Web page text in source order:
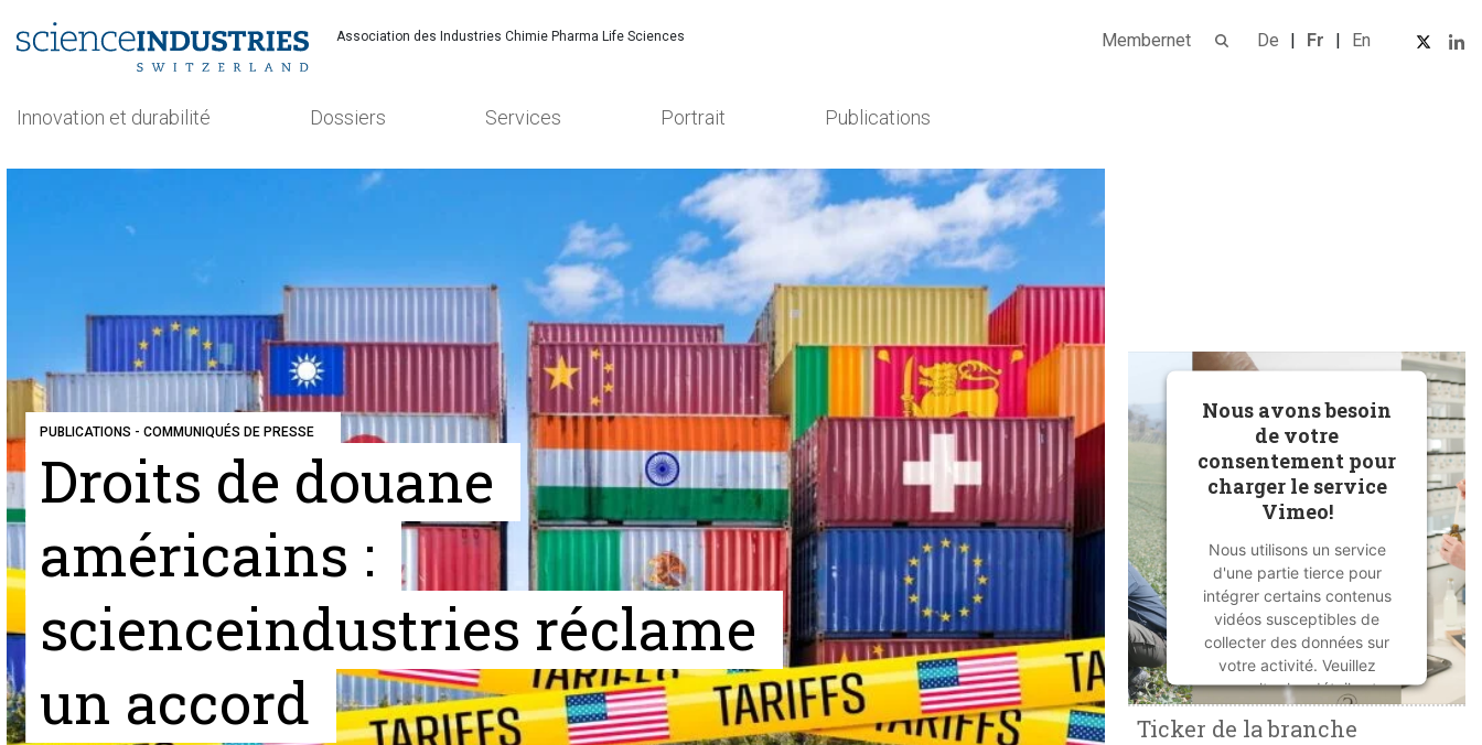
Association des Industries Chimie Pharma Life Sciences Membernet De Fr En
Innovation et durabilité Dossiers Services Portrait Publications
Recherchez
PUBLICATIONS - COMMUNIQUÉS DE PRESSE
Droits de douane
américains :
scienceindustries réclame
un accord
Nous avons besoin
de votre
consentement pour
charger le service
Vimeo!
Nous utilisons un service
d'une partie tierce pour
intégrer certains contenus
vidéos susceptibles de
collecter des données sur
votre activité. Veuillez
consulter les détails et
accepter le service pour
regarder cette vidéo.
Ticker de la branche